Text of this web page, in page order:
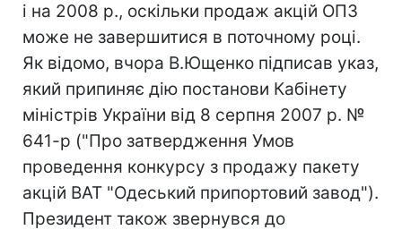
і на 2008 р., оскільки продаж акцій ОПЗ
може не завершитися в поточному році.
Як відомо, вчора В.Ющенко підписав указ,
який припиняє дію постанови Кабінету
міністрів України від 8 серпня 2007 р. №
641-р ("Про затвердження Умов
проведення конкурсу з продажу пакету
акцій ВАТ "Одеський припортовий завод").
Президент також звернувся до